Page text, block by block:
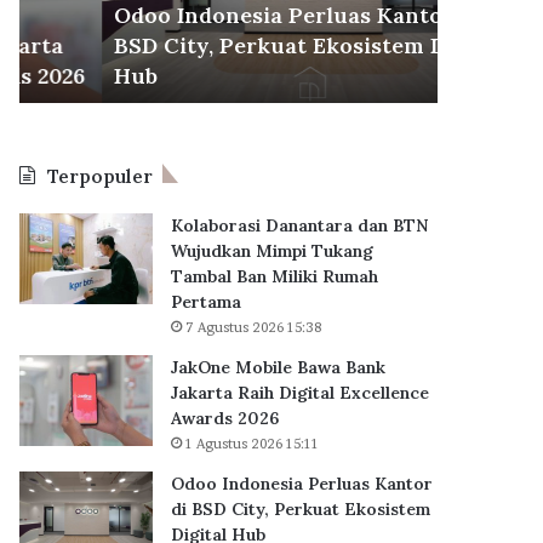
Perkuat
Ekosistem
Digital
Hub
Odoo Indonesia Perluas Kantor di
BSD City, Perkuat Ekosistem Digital
Hub
Subsidi
Diakadkan
Terpopuler
Kolaborasi Danantara dan BTN
Wujudkan Mimpi Tukang
Tambal Ban Miliki Rumah
Pertama
7 Agustus 2026 15:38
JakOne Mobile Bawa Bank
Jakarta Raih Digital Excellence
Awards 2026
1 Agustus 2026 15:11
Odoo Indonesia Perluas Kantor
di BSD City, Perkuat Ekosistem
Digital Hub